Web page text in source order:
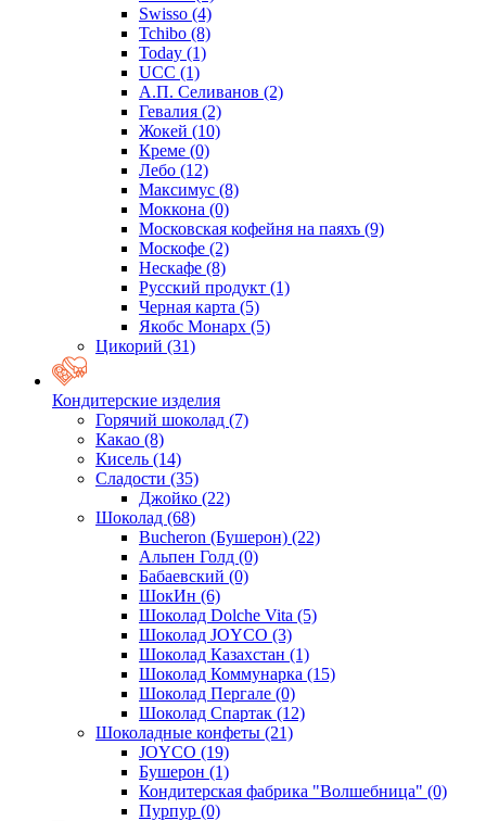
Swisso (4)
Tchibo (8)
Today (1)
UCC (1)
А.П. Селиванов (2)
Гевалия (2)
Жокей (10)
Креме (0)
Лебо (12)
Максимус (8)
Моккона (0)
Московская кофейня на паяхъ (9)
Москофе (2)
Нескафе (8)
Русский продукт (1)
Черная карта (5)
Якобс Монарх (5)
Цикорий (31)
Кондитерские изделия
Горячий шоколад (7)
Какао (8)
Кисель (14)
Сладости (35)
Джойко (22)
Шоколад (68)
Bucheron (Бушерон) (22)
Альпен Голд (0)
Бабаевский (0)
ШокИн (6)
Шоколад Dolche Vita (5)
Шоколад JOYCO (3)
Шоколад Казахстан (1)
Шоколад Коммунарка (15)
Шоколад Пергале (0)
Шоколад Спартак (12)
Шоколадные конфеты (21)
JOYCO (19)
Бушерон (1)
Кондитерская фабрика "Волшебница" (0)
Пурпур (0)